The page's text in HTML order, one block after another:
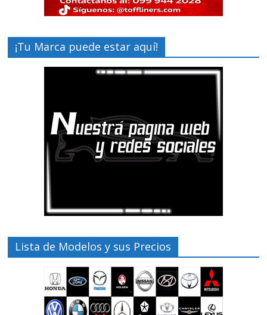
¡Tu Marca puede estar aquí!
Lista de Modelos y sus Precios